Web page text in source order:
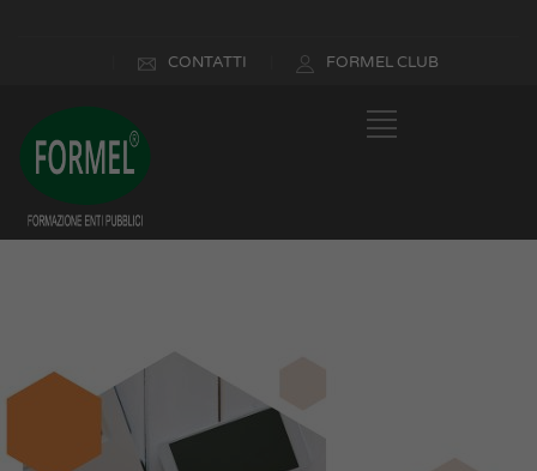
CONTATTI FORMEL CLUB